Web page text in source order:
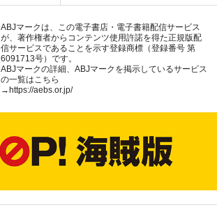
ABJマークは、この電子書店・電子書籍配信サービス
が、著作権者からコンテンツ使用許諾を得た正規版配
信サービスであることを示す登録商標（登録番号 第
6091713号）です。
ABJマークの詳細、ABJマークを掲示しているサービス
の一覧はこちら
→https://aebs.or.jp/